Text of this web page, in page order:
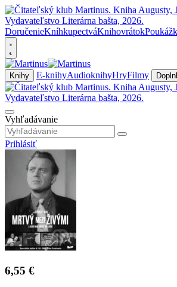
DoručenieKníhkupectváKnihovrátok
Knihy E-knihyAudioknihyHryFilmy
Vyhľadávanie
Prihlásiť
6,55 €